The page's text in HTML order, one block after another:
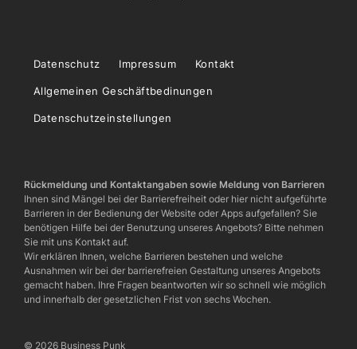
Datenschutz Impressum Kontakt
Allgemeinen Geschäftbedinungen
Datenschutzeinstellungen
Rückmeldung und Kontaktangaben sowie Meldung von Barrieren
Ihnen sind Mängel bei der Barrierefreiheit oder hier nicht aufgeführte
Barrieren in der Bedienung der Website oder Apps aufgefallen? Sie
benötigen Hilfe bei der Benutzung unseres Angebots? Bitte nehmen
Sie mit uns Kontakt auf.
Wir erklären Ihnen, welche Barrieren bestehen und welche
Ausnahmen wir bei der barrierefreien Gestaltung unseres Angebots
gemacht haben. Ihre Fragen beantworten wir so schnell wie möglich
und innerhalb der gesetzlichen Frist von sechs Wochen.
© 2026 Business Punk